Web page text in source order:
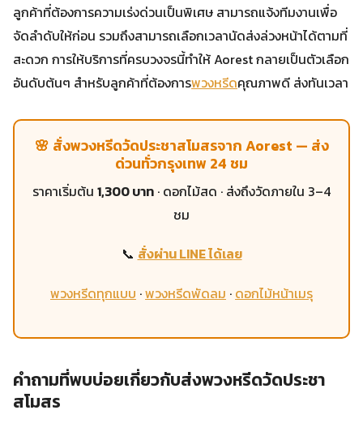
ลูกค้าที่ต้องการความเร่งด่วนเป็นพิเศษ สามารถแจ้งทีมงานเพื่อ
จัดลำดับให้ก่อน รวมถึงสามารถเลือกเวลานัดส่งล่วงหน้าได้ตามที่
สะดวก การให้บริการที่ครบวงจรนี้ทำให้ Aorest กลายเป็นตัวเลือก
อันดับต้นๆ สำหรับลูกค้าที่ต้องการพวงหรีดคุณภาพดี ส่งทันเวลา
🌸 สั่งพวงหรีดวัดประชาสโมสรจาก Aorest — ส่ง
ด่วนทั่วกรุงเทพ 24 ชม
ราคาเริ่มต้น 1,300 บาท · ดอกไม้สด · ส่งถึงวัดภายใน 3–4
ชม
📞 สั่งผ่าน LINE ได้เลย
พวงหรีดทุกแบบ ·พวงหรีดพัดลม · ดอกไม้หน้าเมรุ
คำถามที่พบบ่อยเกี่ยวกับส่งพวงหรีดวัดประชา
สโมสร